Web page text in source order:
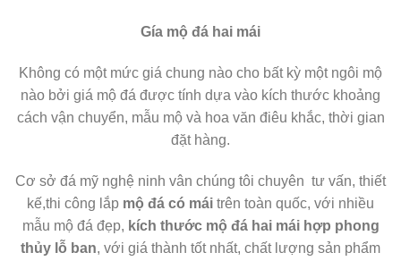
Gía mộ đá hai mái
Không có một mức giá chung nào cho bất kỳ một ngôi mộ
nào bởi giá mộ đá được tính dựa vào kích thước khoảng
cách vận chuyển, mẫu mộ và hoa văn điêu khắc, thời gian
đặt hàng.
Cơ sở đá mỹ nghệ ninh vân chúng tôi chuyên tư vấn, thiết
kế,thi công lắp mộ đá có mái trên toàn quốc, với nhiều
mẫu mộ đá đẹp, kích thước mộ đá hai mái hợp phong
thủy lỗ ban, với giá thành tốt nhất, chất lượng sản phẩm